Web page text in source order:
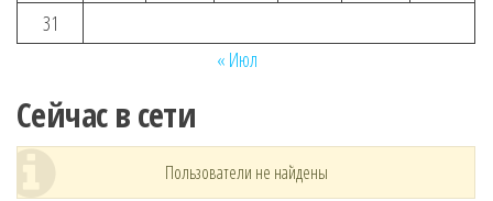
31
« Июл
Сейчас в сети
Пользователи не найдены